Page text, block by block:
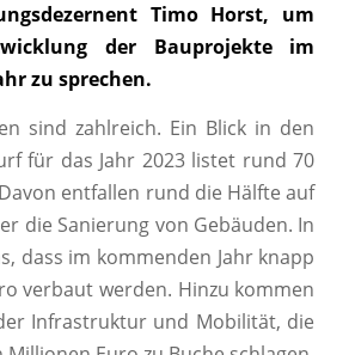
Timo Horst, um
der Bauprojekte im
zu sprechen.
sind zahlreich. Ein Blick in den
für das Jahr 2023 listet rund 70
entfallen rund die Hälfte auf
die Sanierung von Gebäuden. In
dass im kommenden Jahr knapp
verbaut werden. Hinzu kommen
Infrastruktur und Mobilität, die